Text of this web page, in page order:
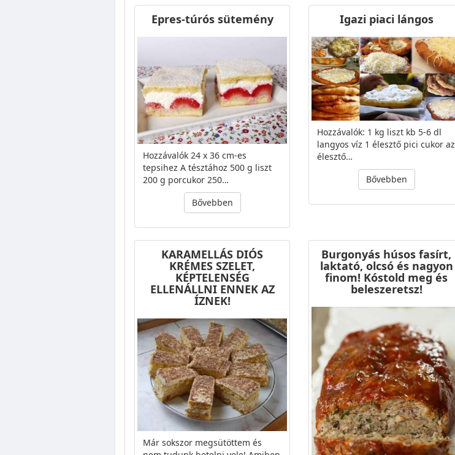
Epres-túrós sütemény
Hozzávalók 24 x 36 cm-es
tepsihez A tésztához 500 g liszt
200 g porcukor 250…
Bővebben
Igazi piaci lángos
Hozzávalók: 1 kg liszt kb 5-6 dl
langyos víz 1 élesztő pici cukor az
élesztő…
Bővebben
KARAMELLÁS DIÓS
KRÉMES SZELET,
KÉPTELENSÉG
ELLENÁLLNI ENNEK AZ
ÍZNEK!
Már sokszor megsütöttem és
Burgonyás húsos fasírt,
laktató, olcsó és nagyon
finom! Kóstold meg és
beleszeretsz!